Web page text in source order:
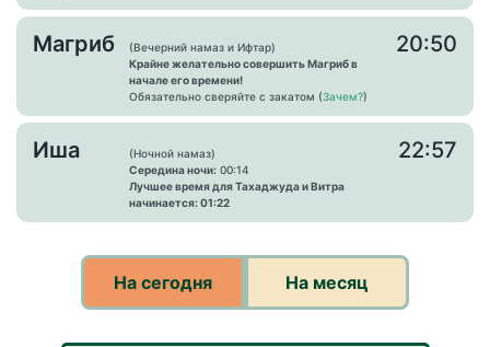
Магриб
(Вечерний намаз и Ифтар)
Крайне желательно совершить Магриб в
начале его времени!
Обязательно сверяйте с закатом (Зачем?)
20:50
Иша
(Ночной намаз)
Середина ночи: 00:14
Лучшее время для Тахаджуда и Витра
начинается: 01:22
22:57
На сегодня На месяц